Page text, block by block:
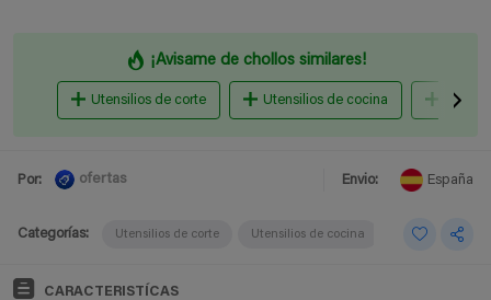
¡Avisame de chollos similares!
Utensilios de corte Utensilios de cocina
Por: ofertas Envio: España
Categorías: Utensilios de corte Utensilios de cocina
CARACTERISTÍCAS